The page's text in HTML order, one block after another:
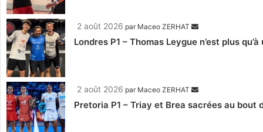
2 août 2026 par Maceo ZERHAT
Londres P1 – Thomas Leygue n’est plus
2 août 2026 par Maceo ZERHAT
Pretoria P1 – Triay et Brea sacrées au